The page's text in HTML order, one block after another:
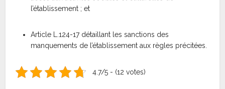
l’établissement ; et
Article L.124-17 détaillant les sanctions des
manquements de l’établissement aux règles précitées.
4.7/5 - (12 votes)